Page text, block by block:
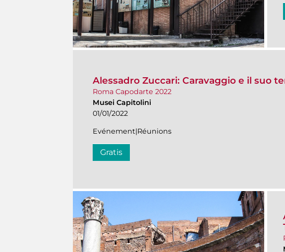
Alessadro Zuccari: Caravaggio e il suo
Roma Capodarte 2022
Musei Capitolini
01/01/2022
Evénement|Réunions
Gratis